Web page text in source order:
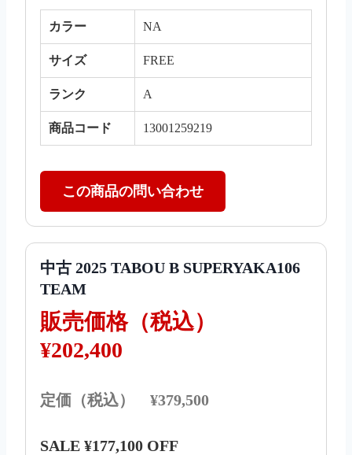
カラー NA
サイズ FREE
ランク A
商品コード 13001259219
この商品の問い合わせ
中古 2025 TABOU B SUPERYAKA106
TEAM
販売価格（税込）
¥202,400
定価（税込） ¥379,500
SALE ¥177,100 OFF